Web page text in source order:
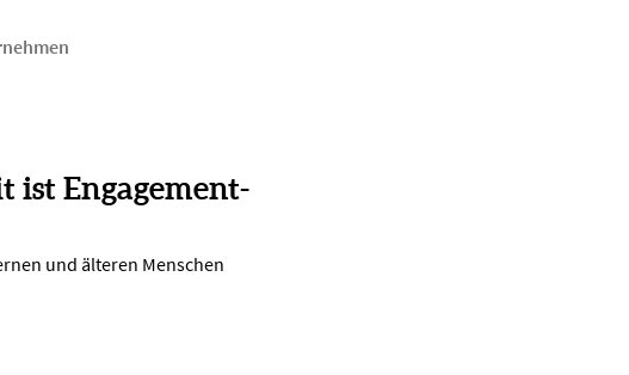
ist Engagement-
und älteren Menschen